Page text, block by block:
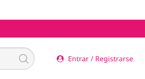
Entrar / Registrarse